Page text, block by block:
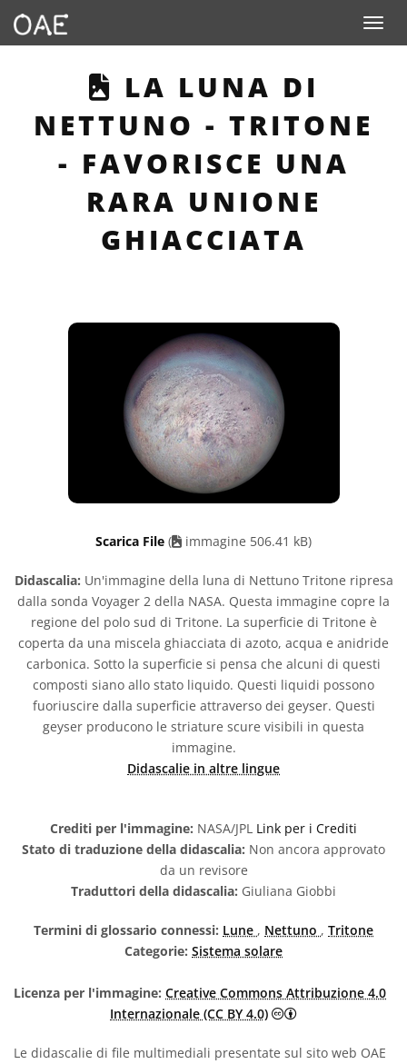
Toggle
THIS PAGE
LA LUNA DI
NETTUNO - TRITONE
- FAVORISCE UNA
RARA UNIONE
GHIACCIATA
Scarica File ( immagine 506.41 kB)
Didascalia: Un'immagine della luna di Nettuno Tritone ripresa
dalla sonda Voyager 2 della NASA. Questa immagine copre la
regione del polo sud di Tritone. La superficie di Tritone è
coperta da una miscela ghiacciata di azoto, acqua e anidride
carbonica. Sotto la superficie si pensa che alcuni di questi
composti siano allo stato liquido. Questi liquidi possono
fuoriuscire dalla superficie attraverso dei geyser. Questi
geyser producono le striature scure visibili in questa
immagine.
Didascalie in altre lingue
Crediti per l'immagine: NASA/JPL Link per i Crediti
Stato di traduzione della didascalia: Non ancora approvato
da un revisore
Traduttori della didascalia: Giuliana Giobbi
Termini di glossario connessi: Lune , Nettuno , Tritone
Categorie: Sistema solare
Licenza per l'immagine: Creative Commons Attribuzione 4.0
Internazionale (CC BY 4.0)
Creative
Le didascalie di file multimediali presentate sul sito web OAE